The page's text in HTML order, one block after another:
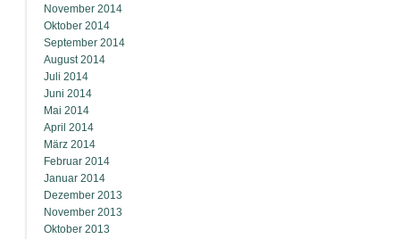
November 2014
Oktober 2014
September 2014
August 2014
Juli 2014
Juni 2014
Mai 2014
April 2014
März 2014
Februar 2014
Januar 2014
Dezember 2013
November 2013
Oktober 2013